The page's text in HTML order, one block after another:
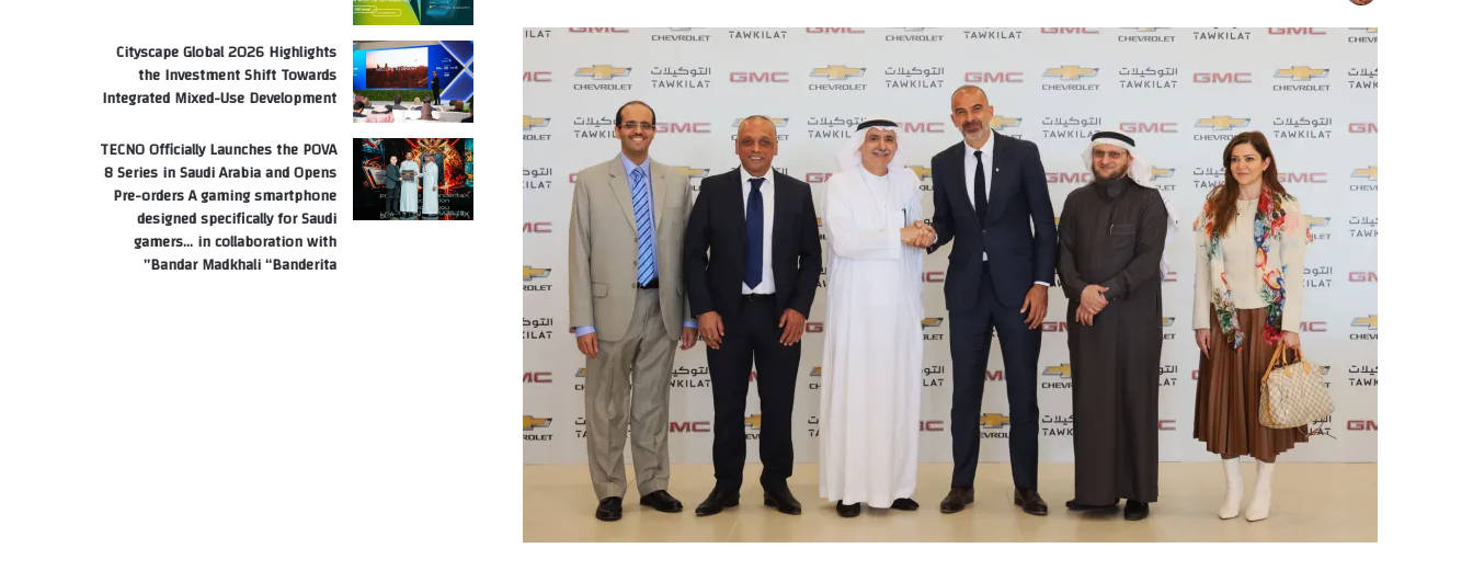
س
ل
ر
ي
د
إ
ل
ك
ت
ر
ا
Cityscape Global 2026 Highlights
the Investment Shift Towards
Integrated Mixed-Use Development
TECNO Officially Launches the POVA
8 Series in Saudi Arabia and Opens
Pre-orders A gaming smartphone
designed specifically for Saudi
gamers… in collaboration with
Bandar Madkhali “Banderita”